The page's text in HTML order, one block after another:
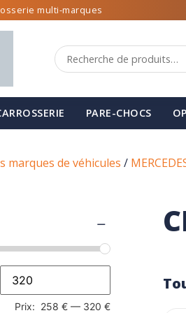
multi-marques
PARE-CHOCS
marques de véhicules /
Prix: 258 €— 320 €